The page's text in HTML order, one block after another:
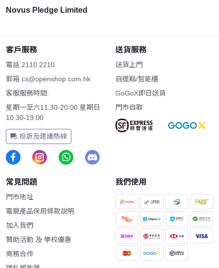
Novus Pledge Limited
客戶服務
電話 2110 2210
郵箱 cs@openshop.com.hk
客服服務時間:
星期一至六11:30-20:00 星期日
10:30-19:00
投訴及建議熱線
送貨服務
送貨上門
自提點/智能櫃
GoGoX即日送貨
門市自取
常見問題
門市地址
電競產品保用條款說明
加入我們
贊助活動 及 學校優惠
商務合作
我們使用